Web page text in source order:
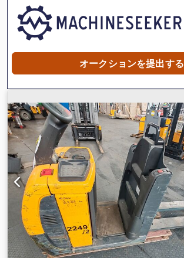
オークションを提出する